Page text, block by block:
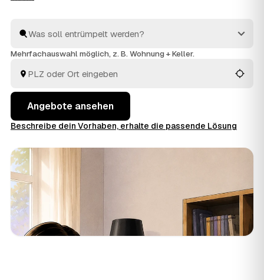
Sichtung des Nachlasses, fachgerechte Entsorgung und
Wertanrechnung übernehmen die Profis – einfühlsam
aus Oranienburg undHohen Neuendorf
Liebenwaldevergleichen Sie in Ruhe und geben den
Auftrag aus der Hand.
Mehrfachauswahl möglich, z. B. Wohnung + Keller.
Angebote ansehen
Beschreibe dein Vorhaben, erhalte die passende Lösung